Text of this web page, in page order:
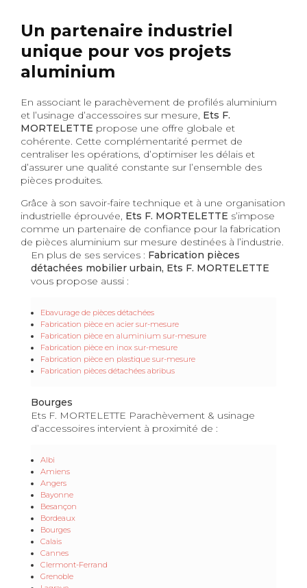
Un partenaire industriel
unique pour vos projets
aluminium
En associant le parachèvement de profilés aluminium
et l’usinage d’accessoires sur mesure, Ets F.
MORTELETTE propose une offre globale et
cohérente. Cette complémentarité permet de
centraliser les opérations, d’optimiser les délais et
d’assurer une qualité constante sur l’ensemble des
pièces produites.
Grâce à son savoir-faire technique et à une organisation
industrielle éprouvée, Ets F. MORTELETTE s’impose
comme un partenaire de confiance pour la fabrication
de pièces aluminium sur mesure destinées à l’industrie.
En plus de ses services : Fabrication pièces
détachées mobilier urbain, Ets F. MORTELETTE
vous propose aussi :
Ebavurage de pièces détachées
Fabrication pièce en acier sur-mesure
Fabrication pièce en aluminium sur-mesure
Fabrication pièce en inox sur-mesure
Fabrication pièce en plastique sur-mesure
Fabrication pièces détachées abribus
Bourges
Ets F. MORTELETTE Parachèvement & usinage
d’accessoires intervient à proximité de :
Albi
Amiens
Angers
Bayonne
Besançon
Bordeaux
Bourges
Calais
Cannes
Clermont-Ferrand
Grenoble